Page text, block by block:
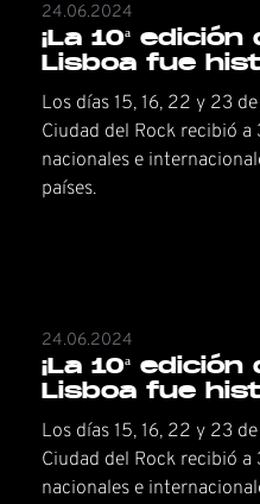
24.06.2024
¡La 10ª
Lisboa fue
Los días 15, 16, 22 y 23
Ciudad del Rock recibió
nacionales e
países.
24.06.2024
¡La 10ª
Lisboa fue
Los días 15, 16, 22 y 23
Ciudad del Rock recibió
nacionales e